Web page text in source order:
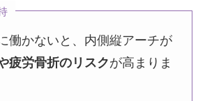
働かないと、内側縦アーチが
疲労骨折のリスクが高まりま